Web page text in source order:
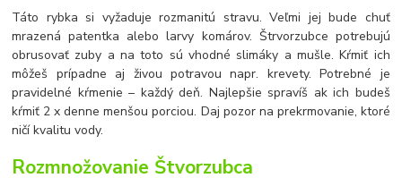
Táto rybka si vyžaduje rozmanitú stravu. Veľmi jej bude chuť
mrazená patentka alebo larvy komárov. Štrvorzubce potrebujú
obrusovať zuby a na toto sú vhodné slimáky a mušle. Kŕmiť ich
môžeš prípadne aj živou potravou napr. krevety. Potrebné je
pravidelné kŕmenie – každý deň. Najlepšie spravíš ak ich budeš
kŕmiť 2 x denne menšou porciou. Daj pozor na prekrmovanie, ktoré
ničí kvalitu vody.
Rozmnožovanie Štvorzubca